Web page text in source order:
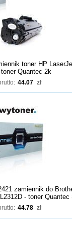
toner HP
toner Quantec 2k
44.07 zł
zamiennik do
- toner Quantec
44.78 zł